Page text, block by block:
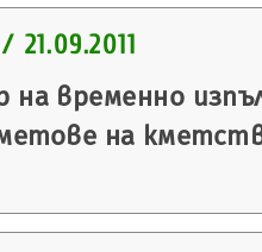
21.09.2011
на временно
на